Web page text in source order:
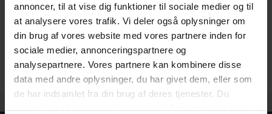
annoncer, til at vise dig funktioner til sociale medier og til
at analysere vores trafik. Vi deler også oplysninger om
din brug af vores website med vores partnere inden for
sociale medier, annonceringspartnere og
analysepartnere. Vores partnere kan kombinere disse
data med andre oplysninger, du har givet dem, eller som
de har indsamlet fra din brug af deres tjenester. Du
samtykker til vores cookies, hvis du fortsætter med at